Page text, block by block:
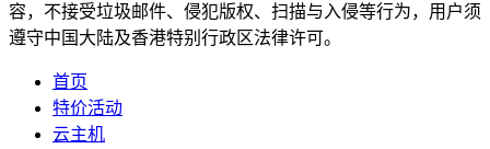
容，不接受垃圾邮件、侵犯版权、扫描与入侵等行为，用户须
遵守中国大陆及香港特别行政区法律许可。
首页
特价活动
云主机